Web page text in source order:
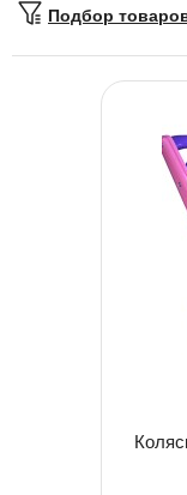
Подбор